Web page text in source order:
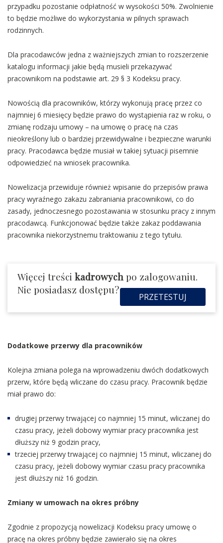
przypadku pozostanie odpłatność w wysokości 50%. Zwolnienie
to będzie możliwe do wykorzystania w pilnych sprawach
rodzinnych.
Dla pracodawców jedna z ważniejszych zmian to rozszerzenie
katalogu informacji jakie będą musieli przekazywać
pracownikom na podstawie art. 29 § 3 Kodeksu pracy.
Nowością dla pracowników, którzy wykonują pracę przez co
najmniej 6 miesięcy będzie prawo do wystąpienia raz w roku, o
zmianę rodzaju umowy – na umowę o pracę na czas
nieokreślony lub o bardziej przewidywalne i bezpieczne warunki
pracy. Pracodawca będzie musiał w takiej sytuacji pisemnie
odpowiedzieć na wniosek pracownika.
Nowelizacja przewiduje również wpisanie do przepisów prawa
pracy wyraźnego zakazu zabraniania pracownikowi, co do
zasady, jednoczesnego pozostawania w stosunku pracy z innym
pracodawcą. Funkcjonować będzie także zakaz poddawania
pracownika niekorzystnemu traktowaniu z tego tytułu.
Więcej treści kadrowychpo zalogowaniu.
Nie posiadasz dostępu?
PRZETESTUJ
Dodatkowe przerwy dla pracowników
Kolejna zmiana polega na wprowadzeniu dwóch dodatkowych
przerw, które będą wliczane do czasu pracy. Pracownik będzie
miał prawo do:
drugiej przerwy trwającej co najmniej 15 minut, wliczanej do
czasu pracy, jeżeli dobowy wymiar pracy pracownika jest
dłuższy niż 9 godzin pracy,
trzeciej przerwy trwającej co najmniej 15 minut, wliczanej do
czasu pracy, jeżeli dobowy wymiar czasu pracy pracownika
jest dłuższy niż 16 godzin.
Zmiany w umowach na okres próbny
Zgodnie z propozycją nowelizacji Kodeksu pracy umowę o
pracę na okres próbny będzie zawierało się na okres